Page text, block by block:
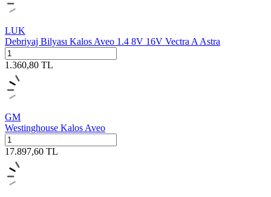
LUK
Debriyaj Bilyası Kalos Aveo 1.4 8V 16V Vectra A Astra
1.360,80 TL
GM
Westinghouse Kalos Aveo
17.897,60 TL